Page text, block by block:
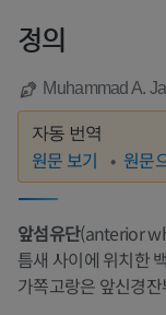
정의
Muhammad A.
자동 번역
원문 보기 원문
앞섬유단(anterior
틈새 사이에 위치한
가쪽고랑은 앞신경